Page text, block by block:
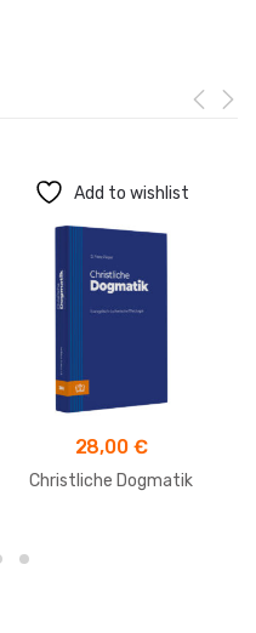
Add to wishlist
28,00 €
Christliche Dogmatik